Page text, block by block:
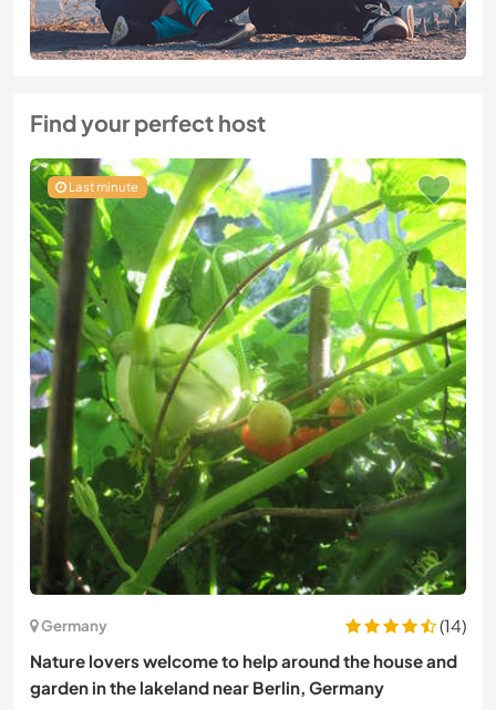
Find your perfect host
Last minute
Germany
(14)
Nature lovers welcome to help around the house and
garden in the lakeland near Berlin, Germany